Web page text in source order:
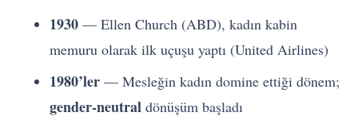
1930 — Ellen Church (ABD), kadın kabin
memuru olarak ilk uçuşu yaptı (United Airlines)
1980’ler — Mesleğin kadın domine ettiği dönem;
gender-neutral dönüşüm başladı